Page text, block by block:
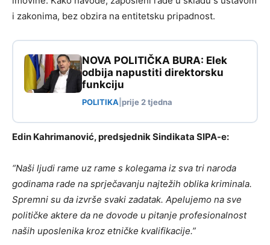
i zakonima, bez obzira na entitetsku pripadnost.
NOVA POLITIČKA BURA: Elek
odbija napustiti direktorsku
funkciju
POLITIKA prije 2 tjedna
Edin Kahrimanović, predsjednik Sindikata SIPA-e:
“Naši ljudi rame uz rame s kolegama iz sva tri naroda
godinama rade na sprječavanju najtežih oblika kriminala.
Spremni su da izvrše svaki zadatak. Apelujemo na sve
političke aktere da ne dovode u pitanje profesionalnost
naših uposlenika kroz etničke kvalifikacije.”